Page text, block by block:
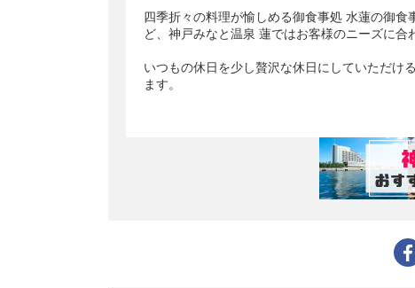
四季折々の料理が愉しめる御食事処 水蓮の御
ど、神戸みなと温泉 蓮ではお客様のニーズに合
いつもの休日を少し贅沢な休日にしていただけ
ます。